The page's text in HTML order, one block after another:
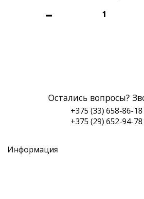
–
Остались вопросы?
+375 (33) 658-86-
+375 (29) 652-94-78
Информация